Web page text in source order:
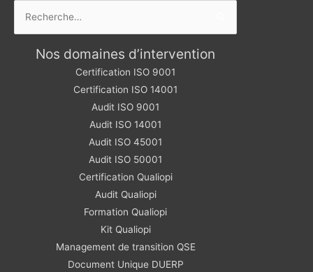
Nos domaines d’intervention
Certification ISO 9001
Certification ISO 14001
Audit ISO 9001
Audit ISO 14001
Audit ISO 45001
Audit ISO 50001
Certification Qualiopi
Audit Qualiopi
Formation Qualiopi
Kit Qualiopi
Management de transition QSE
Document Unique DUERP